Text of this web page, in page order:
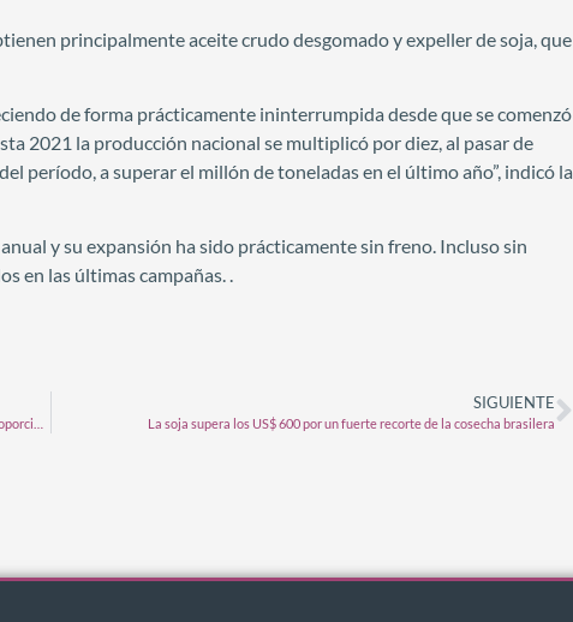
principalmente aceite crudo desgomado y expeller de soja, que
de forma prácticamente ininterrumpida desde que se comenzó
2021 la producción nacional se multiplicó por diez, al pasar de
período, a superar el millón de toneladas en el último año”, indicó la
y su expansión ha sido prácticamente sin freno. Incluso sin
en las últimas campañas. .
SIGUIENTE
La soja supera los US$ 600 por un fuerte recorte de la cosecha brasilera